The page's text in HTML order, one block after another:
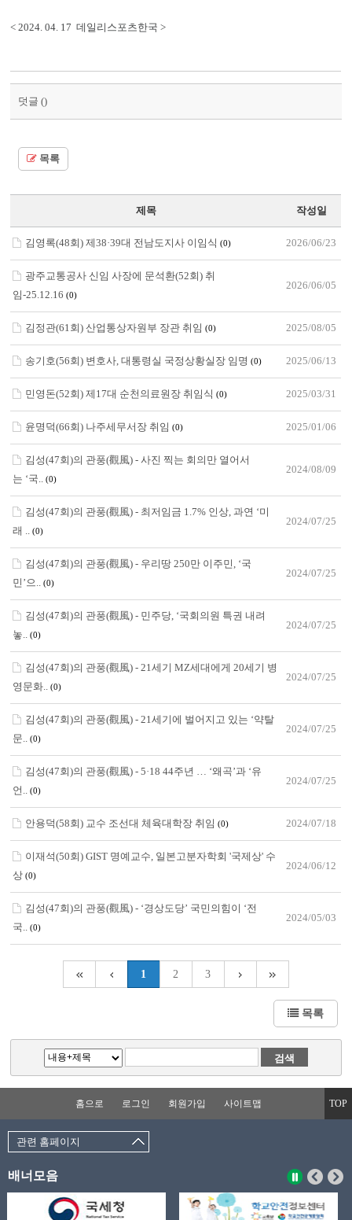
< 2024. 04. 17 데일리스포츠한국 >
덧글 ()
목록
제목 작성일
김영록(48회) 제38·39대 전남도지사 이임식(0) 2026/06/23
광주교통공사 신임 사장에 문석환(52회) 취
임-25.12.16(0)
2026/06/05
김정관(61회) 산업통상자원부 장관 취임(0) 2025/08/05
송기호(56회) 변호사, 대통령실 국정상황실장 임명(0) 2025/06/13
민영돈(52회) 제17대 순천의료원장 취임식(0) 2025/03/31
윤명덕(66회) 나주세무서장 취임(0) 2025/01/06
김성(47회)의 관풍(觀風) - 사진 찍는 회의만 열어서
는 ‘국..(0)
2024/08/09
김성(47회)의 관풍(觀風) - 최저임금 1.7% 인상, 과연 ‘미
래 ..(0)
2024/07/25
김성(47회)의 관풍(觀風) - 우리땅 250만 이주민, ‘국
민’으..(0)
2024/07/25
김성(47회)의 관풍(觀風) - 민주당, ‘국회의원 특권 내려
놓..(0)
2024/07/25
김성(47회)의 관풍(觀風) - 21세기 MZ세대에게 20세기 병
영문화..(0)
2024/07/25
김성(47회)의 관풍(觀風) - 21세기에 벌어지고 있는 ‘약탈
문..(0)
2024/07/25
김성(47회)의 관풍(觀風) - 5·18 44주년 … ‘왜곡’과 ‘유
언..(0)
2024/07/25
안용덕(58회) 교수 조선대 체육대학장 취임(0) 2024/07/18
이재석(50회) GIST 명예교수, 일본고분자학회 '국제상' 수
상(0)
2024/06/12
김성(47회)의 관풍(觀風) - ‘경상도당’ 국민의힘이 ‘전
국..(0)
2024/05/03
1 2 3
목록
홈으로 로그인 회원가입 사이트맵 TOP
관련 홈페이지
배너모음